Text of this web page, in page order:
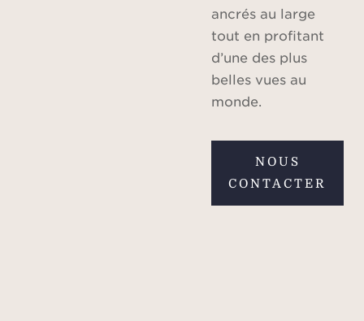
ancrés au large
tout en profitant
d’une des plus
belles vues au
monde.
NOUS
CONTACTER